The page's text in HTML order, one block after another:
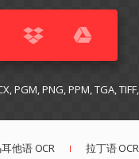
PGM, PNG, PPM, TGA,
他语 OCR 拉丁语 OCR